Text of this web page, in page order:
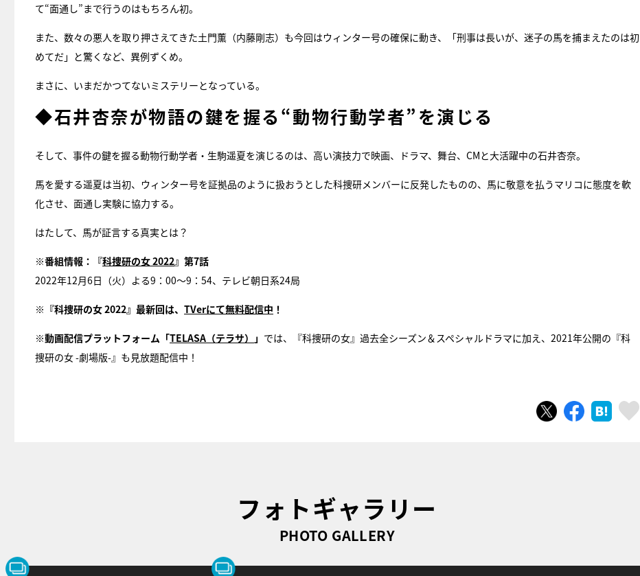
て“面通し”まで行うのはもちろん初。
また、数々の悪人を取り押さえてきた土門薫（内藤剛志）も今回はウィンター号の確保に動き、「刑事は長いが、迷子の馬を捕まえたのは初
めてだ」と驚くなど、異例ずくめ。
まさに、いまだかつてないミステリーとなっている。
◆石井杏奈が物語の鍵を握る“動物行動学者”を演じる
そして、事件の鍵を握る動物行動学者・生駒遥夏を演じるのは、高い演技力で映画、ドラマ、舞台、CMと大活躍中の石井杏奈。
馬を愛する遥夏は当初、ウィンター号を証拠品のように扱おうとした科捜研メンバーに反発したものの、馬に敬意を払うマリコに態度を軟
化させ、面通し実験に協力する。
はたして、馬が証言する真実とは？
※番組情報：『科捜研の女 2022』第7話
2022年12月6日（火）よる9：00～9：54、テレビ朝日系24局
※『科捜研の女 2022』最新回は、 TVerにて無料配信中 ！
※動画配信プラットフォーム「TELASA（テラサ） 」 では、『科捜研の女』過去全シーズン＆スペシャルドラマに加え、2021年公開の『科
捜研の女 -劇場版-』も見放題配信中！
ツイートシェア はてブ
フォトギャラリー
PHOTO GALLERY